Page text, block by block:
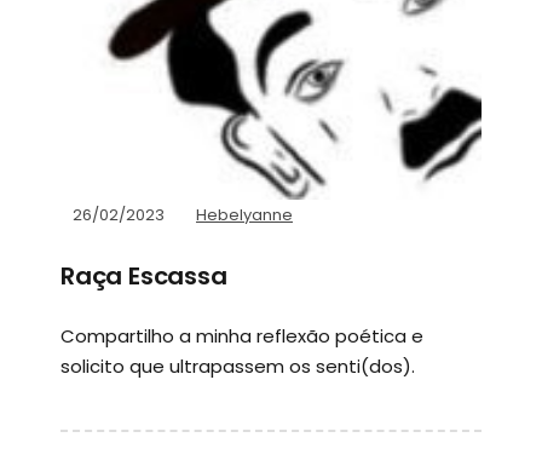
26/02/2023 Hebelyanne
Raça Escassa
Compartilho a minha reflexão poética e
solicito que ultrapassem os senti(dos).